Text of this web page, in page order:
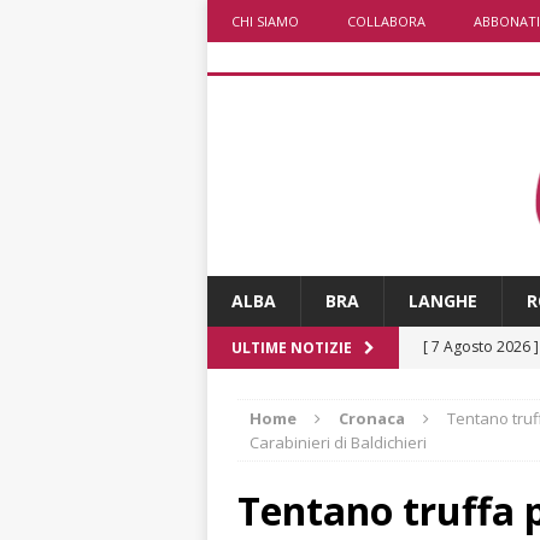
CHI SIAMO COLLABORA ABBONATI
ALBA BRA LANGHE
ULTIME NOTIZIE [ 7 Agosto 2026 ]
CRONACA
non cancellano
Home Cronaca
Tentano
Carabinieri di Baldichieri
Tentano truffa